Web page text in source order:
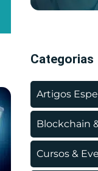
Categorias
Artigos
Blockchain
Cursos &